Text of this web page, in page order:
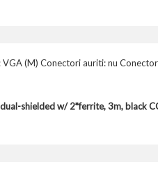
(M) Conectori auriti: nu
shielded w/ 2*ferrite, 3m, black